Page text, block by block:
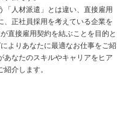
「人材派遣」とは違い、直接雇用
、正社員採用を考えている企業を
直接雇用契約を結ぶことを目的と
よりあなたに最適なお仕事をご紹
あなたのスキルやキャリアをヒア
介します。